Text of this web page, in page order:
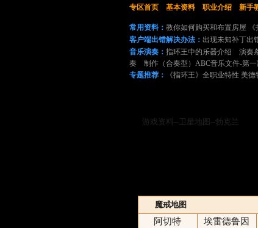
专区首页 基本资料 职业介绍 新手
常用资料： 教你如何购买和布置房屋
客户端出错解决办法： 出现未知补丁出
音乐演奏： 指环王中的乐器介绍 演奏
奏 制作（合奏型）ABC音乐文件-第
专题推荐：
《指环王》全职业特性 美德
游戏资料--卫星地图--勃克兰
魔戒地图
阿切特 埃雷德鲁因